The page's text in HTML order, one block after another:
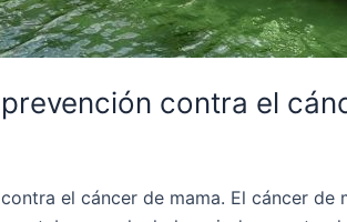
contra el
el cáncer de mama. El cáncer